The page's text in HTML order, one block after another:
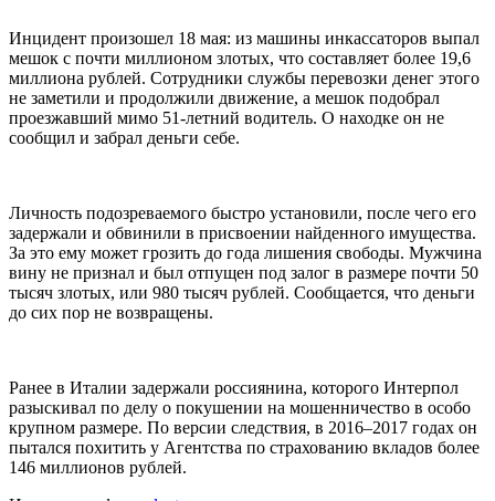
Инцидент произошел 18 мая: из машины инкассаторов выпал
мешок с почти миллионом злотых, что составляет более 19,6
миллиона рублей. Сотрудники службы перевозки денег этого
не заметили и продолжили движение, а мешок подобрал
проезжавший мимо 51-летний водитель. О находке он не
сообщил и забрал деньги себе.
Личность подозреваемого быстро установили, после чего его
задержали и обвинили в присвоении найденного имущества.
За это ему может грозить до года лишения свободы. Мужчина
вину не признал и был отпущен под залог в размере почти 50
тысяч злотых, или 980 тысяч рублей. Сообщается, что деньги
до сих пор не возвращены.
Ранее в Италии задержали россиянина, которого Интерпол
разыскивал по делу о покушении на мошенничество в особо
крупном размере. По версии следствия, в 2016–2017 годах он
пытался похитить у Агентства по страхованию вкладов более
146 миллионов рублей.